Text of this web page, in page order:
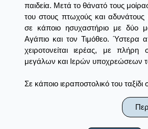
παιδεία. Μετά το θάνατό τους
του στους πτωχούς και
σε κάποιο ησυχαστήριο με δύο
Αγάπιο και τον Τιμόθεο. Ύστερα
χειροτονείται ιερέας, με πλήρη
μεγάλων και Ιερών υποχρεώσεων
Σε κάποιο ιεραποστολικό του ταξίδι